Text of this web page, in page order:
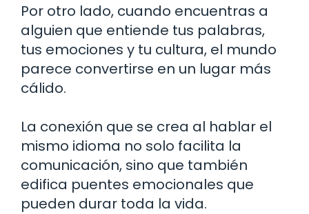
Por otro lado, cuando encuentras a
alguien que entiende tus palabras,
tus emociones y tu cultura, el mundo
parece convertirse en un lugar más
cálido.
La conexión que se crea al hablar el
mismo idioma no solo facilita la
comunicación, sino que también
edifica puentes emocionales que
pueden durar toda la vida.